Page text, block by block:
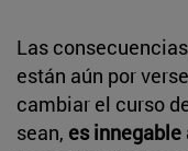
Las
están aún por
cambiar el curso
sean, es